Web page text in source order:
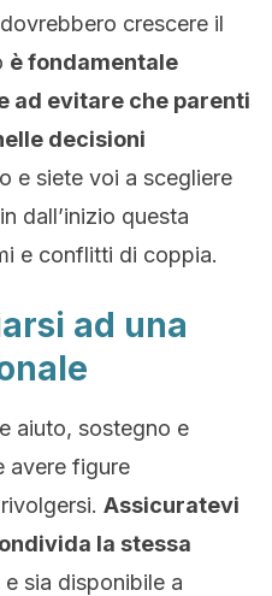
crescere il
è fondamentale
ad evitare che parenti
decisioni
e siete voi a scegliere
dall’inizio questa
e conflitti di coppia.
ad una
aiuto, sostegno e
avere figure
Assicuratevi
la stessa
e sia disponibile a